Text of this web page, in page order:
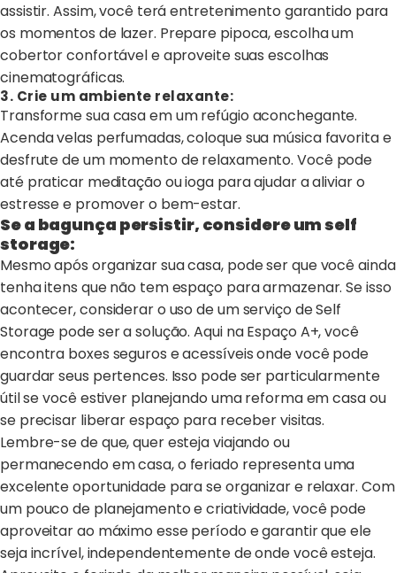
assistir. Assim, você terá entretenimento garantido para
os momentos de lazer. Prepare pipoca, escolha um
cobertor confortável e aproveite suas escolhas
cinematográficas.
3. Crie um ambiente relaxante:
Transforme sua casa em um refúgio aconchegante.
Acenda velas perfumadas, coloque sua música favorita e
desfrute de um momento de relaxamento. Você pode
até praticar meditação ou ioga para ajudar a aliviar o
estresse e promover o bem-estar.
Se a bagunça persistir, considere um self
storage:
Mesmo após organizar sua casa, pode ser que você ainda
tenha itens que não tem espaço para armazenar. Se isso
acontecer, considerar o uso de um serviço de Self
Storage pode ser a solução. Aqui na Espaço A+, você
encontra boxes seguros e acessíveis onde você pode
guardar seus pertences. Isso pode ser particularmente
útil se você estiver planejando uma reforma em casa ou
se precisar liberar espaço para receber visitas.
Lembre-se de que, quer esteja viajando ou
permanecendo em casa, o feriado representa uma
excelente oportunidade para se organizar e relaxar. Com
um pouco de planejamento e criatividade, você pode
aproveitar ao máximo esse período e garantir que ele
seja incrível, independentemente de onde você esteja.